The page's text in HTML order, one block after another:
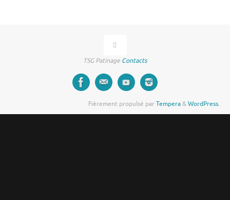
TSG Patinage Contacts
Fièrement propulsé parTempera&WordPress.